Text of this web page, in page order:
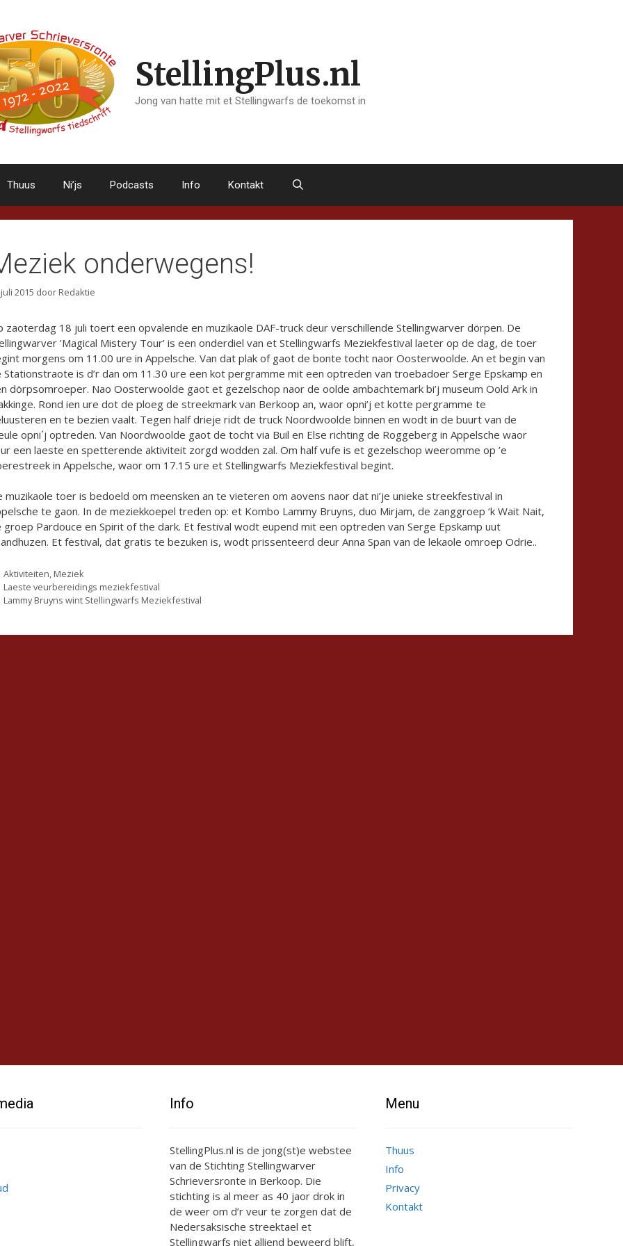
StellingPlus.nl
Jong van hatte mit et Stellingwarfs de toekomst in
Thuus Ni’js Podcasts Info Kontakt
onderwegens!
2015 door Redaktie
zaoterdag 18 juli toert een opvalende en muzikaole DAF-truck deur verschillende Stellingwarver dörpen. De
’Magical Mistery Tour’ is een onderdiel van et Stellingwarfs Meziekfestival laeter op de dag, de toer
morgens om 11.00 ure in Appelsche. Van dat plak of gaot de bonte tocht naor Oosterwoolde. An et begin van
Stationstraote is d’r dan om 11.30 ure een kot pergramme mit een optreden van troebadoer Serge Epskamp en
dörpsomroeper. Nao Oosterwoolde gaot et gezelschop naor de oolde ambachtemark bi’j museum Oold Ark in
Rond ien ure dot de ploeg de streekmark van Berkoop an, waor opni’j et kotte pergramme te
en te bezien vaalt. Tegen half drieje ridt de truck Noordwoolde binnen en wodt in de buurt van de
opni´j optreden. Van Noordwoolde gaot de tocht via Buil en Else richting de Roggeberg in Appelsche waor
een laeste en spetterende aktiviteit zorgd wodden zal. Om half vufe is et gezelschop weeromme op ’e
in Appelsche, waor om 17.15 ure et Stellingwarfs Meziekfestival begint.
muzikaole toer is bedoeld om meensken an te vieteren om aovens naor dat ni’je unieke streekfestival in
te gaon. In de meziekkoepel treden op: et Kombo Lammy Bruyns, duo Mirjam, de zanggroep ‘k Wait Nait,
groep Pardouce en Spirit of the dark. Et festival wodt eupend mit een optreden van Serge Epskamp uut
Et festival, dat gratis te bezuken is, wodt prissenteerd deur Anna Span van de lekaole omroep Odrie..
Categorieën
Aktiviteiten Meziek
Laeste veurbereidings meziekfestival
Lammy Bruyns wint Stellingwarfs Meziekfestival
Info
StellingPlus.nl is de jong(st)e webstee
van de Stichting Stellingwarver
Schrieversronte in Berkoop. Die
stichting is al meer as 40 jaor drok in
de weer om d’r veur te zorgen dat de
Nedersaksische streektael et
Stellingwarfs niet alliend beweerd blift,
Menu
Thuus
Info
Privacy
Kontakt